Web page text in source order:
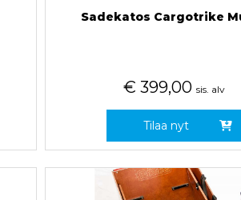
Sadekatos Cargotrike
€ 399,00 sis. alv
Tilaa nyt